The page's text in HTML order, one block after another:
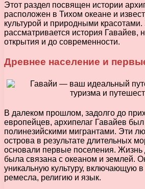
Этот раздел посвящен истории
расположен в Тихом океане и
культурой и природными красотами.
рассматривается история Гавайев,
открытия и до современности.
Древнее население и
В далеком прошлом, задолго до
европейцев, архипелаг Гавайев
полинезийскими мигрантами. Эти
острова в результате длительных
основали первые поселения. Жизнь
была связана с океаном и землей.
уникальную культуру, включающую
ремесла, религию и язык.